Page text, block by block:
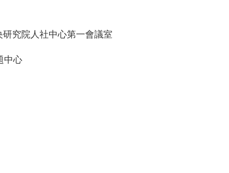
研究院人社中心第一會議室
中心